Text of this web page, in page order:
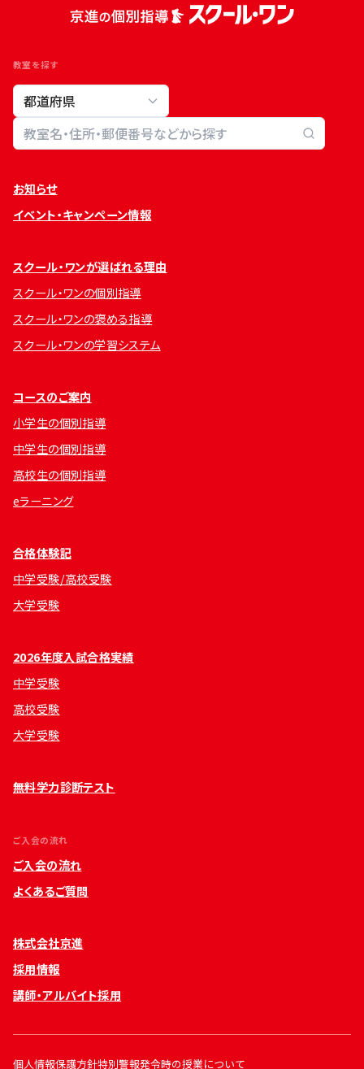
教室を探す
教室検索
お知らせ
イベント・キャンペーン情報
スクール・ワンが選ばれる理由
スクール・ワンの個別指導
スクール・ワンの褒める指導
スクール・ワンの学習システム
コースのご案内
小学生の個別指導
中学生の個別指導
高校生の個別指導
eラーニング
合格体験記
中学受験/高校受験
大学受験
2026年度入試合格実績
中学受験
高校受験
大学受験
無料学力診断テスト
ご入会の流れ
ご入会の流れ
よくあるご質問
株式会社京進
採用情報
講師・アルバイト採用
個人情報保護方針特別警報発令時の授業について